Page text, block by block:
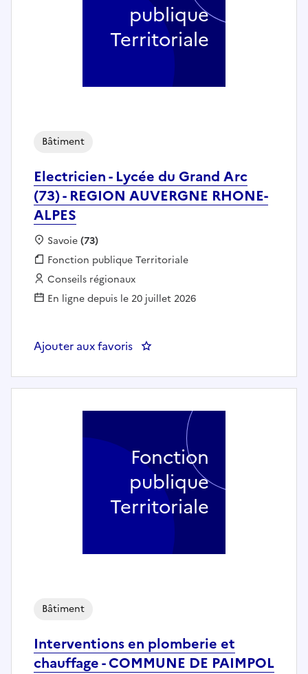
Electricien - Lycée du Grand Arc
(73) - REGION AUVERGNE RHONE-
ALPES
Bâtiment
Localisation :
Savoie(73)
Fonction publique :
Fonction publique Territoriale
Employeur :
Conseils régionaux
En ligne depuis le 20 juillet 2026
Ajouter aux favoris : Electricien - Lycée du Grand
publique
Territoriale
Interventions en plomberie et
chauffage - COMMUNE DE PAIMPOL
Bâtiment
Fonction
publique
Territoriale